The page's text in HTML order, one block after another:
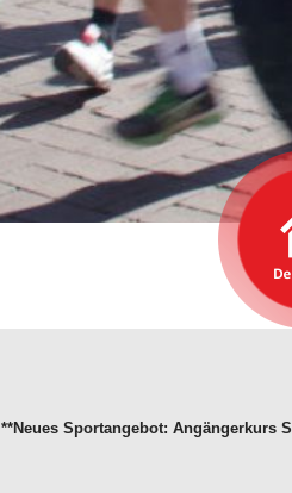
**Neues Sportangebot: Angängerkurs